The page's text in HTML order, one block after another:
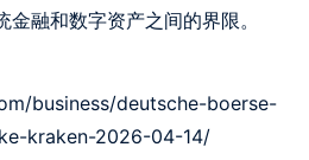
融和数字资产之间的界限。
business/deutsche-boerse-
kraken-2026-04-14/